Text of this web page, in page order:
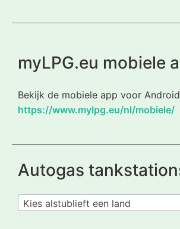
myLPG.eu mobiele
Bekijk de mobiele app voor
https://www.mylpg.eu/nl/mobiele/
Autogas
Kies alstublieft een land